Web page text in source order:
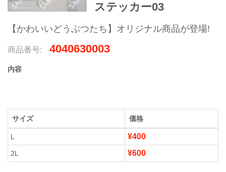
ステッカー03
【かわいいどうぶつたち】オリジナル商品が登場!
商品番号: 4040630003
内容
サイズ 価格
L ¥400
2L ¥600